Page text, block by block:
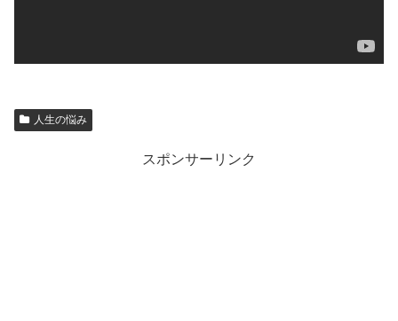
人生の悩み
スポンサーリンク